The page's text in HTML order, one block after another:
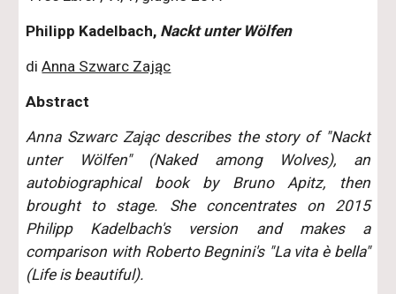
Philipp Kadelbach, Nackt unter Wölfen
diAnna Szwarc Zając
Abstract
Anna Szwarc Zając describes the story of "Nackt
unter Wölfen" (Naked among Wolves), an
autobiographical book by Bruno Apitz, then
brought to stage. She concentrates on 2015
Philipp Kadelbach's version and makes a
comparison with Roberto Begnini's "La vita è bella"
(Life is beautiful).